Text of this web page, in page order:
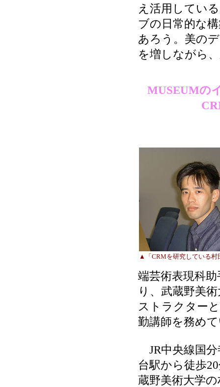
え活用してい
ブの日常的な
あろう。美の
を増しながら
MUSEUMの
▲「CRMを研究している村
端芸術表現科
り、武蔵野美
ストラクター
勤講師を務め
JR中央線国分
台駅から徒歩
蔵野美術大学